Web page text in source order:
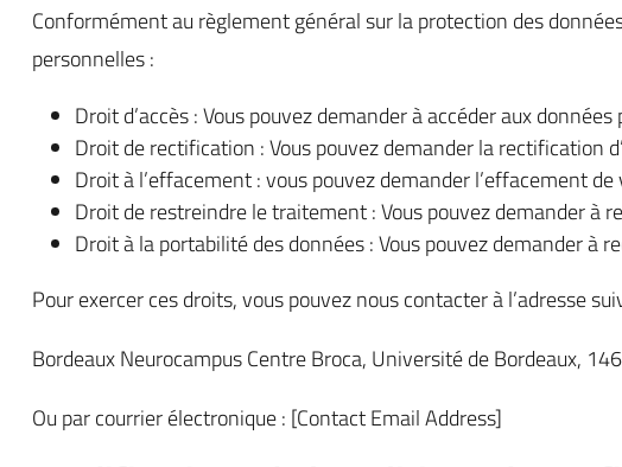
Conformément au règlement général sur la protection des
personnelles :
Droit d’accès : Vous pouvez demander à accéder aux
Droit de rectification : Vous pouvez demander la rectification
Droit à l’effacement : vous pouvez demander l’effacement
Droit de restreindre le traitement : Vous pouvez demander à
Droit à la portabilité des données : Vous pouvez demander à
Pour exercer ces droits, vous pouvez nous contacter à l’adresse
Bordeaux Neurocampus Centre Broca, Université de Bordeaux,
Ou par courrier électronique : [Contact Email Address]